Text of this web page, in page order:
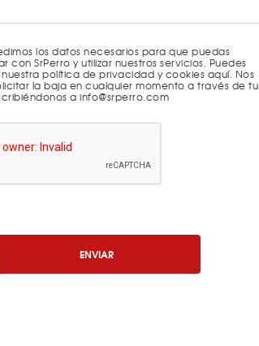
los datos necesarios para que puedas
con SrPerro y utilizar nuestros servicios. Puedes
política de privacidad y cookies aquí. Nos
la baja en cualquier momento a través de tu
a info@srperro.com
ENVIAR